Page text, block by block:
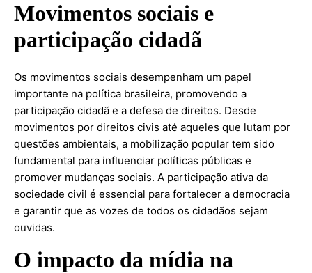
Movimentos sociais e
participação cidadã
Os movimentos sociais desempenham um papel
importante na política brasileira, promovendo a
participação cidadã e a defesa de direitos. Desde
movimentos por direitos civis até aqueles que lutam por
questões ambientais, a mobilização popular tem sido
fundamental para influenciar políticas públicas e
promover mudanças sociais. A participação ativa da
sociedade civil é essencial para fortalecer a democracia
e garantir que as vozes de todos os cidadãos sejam
ouvidas.
O impacto da mídia na